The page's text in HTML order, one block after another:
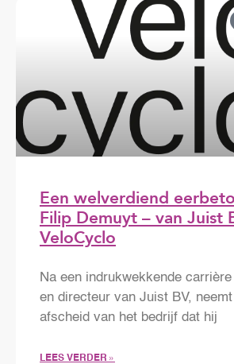
Een welverdiend
Filip Demuyt – van Juist
VeloCyclo
Na een indrukwekkende
en directeur van Juist BV,
afscheid van het bedrijf dat hij
LEES VERDER »